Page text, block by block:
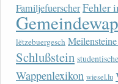
FamiljefuerscherFehler
lëtzebuergesch
Schlußstein
Wappenlexikon wiesel.lu